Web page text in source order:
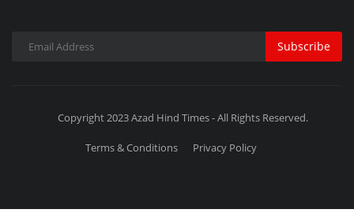
Subscribe
Copyright 2023 Azad Hind Times - All Rights Reserved.
Terms & Conditions Privacy Policy